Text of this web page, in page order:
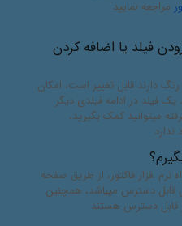
مراجعه نمایید
فیلد یا اضافه کردن
دارند قابل تغییر است، امکان
فیلد در ادامه فیلدی دیگر
میتوانید کمک بگیرید،
افزار فاکتور، از طریق صفحه
قابل دسترس میباشد، همچنین
قابل دسترس هستند